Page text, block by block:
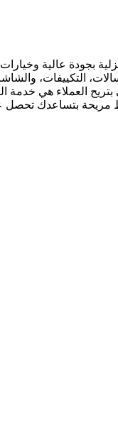
بجودة عالية
التكييفات،
العملاء هي خدمة
بتساعدك تحصل